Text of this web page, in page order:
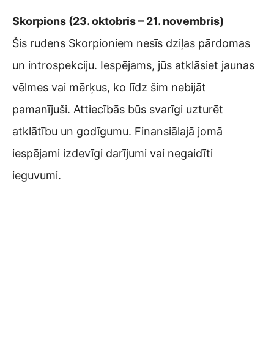
Skorpions (23. oktobris – 21. novembris)
Šis rudens Skorpioniem nesīs dziļas pārdomas
un introspekciju. Iespējams, jūs atklāsiet jaunas
vēlmes vai mērķus, ko līdz šim nebijāt
pamanījuši. Attiecībās būs svarīgi uzturēt
atklātību un godīgumu. Finansiālajā jomā
iespējami izdevīgi darījumi vai negaidīti
ieguvumi.